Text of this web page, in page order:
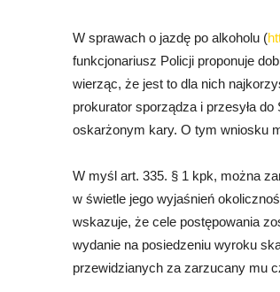
W sprawach o jazdę po alkoholu (
funkcjonariusz Policji proponuje
wierząc, że jest to dla nich
prokurator sporządza i przesyła
oskarżonym kary. O tym wniosku
W myśl art. 335. § 1 kpk, można
w świetle jego wyjaśnień
wskazuje, że cele postępowania
wydanie na posiedzeniu wyroku
przewidzianych za zarzucany mu